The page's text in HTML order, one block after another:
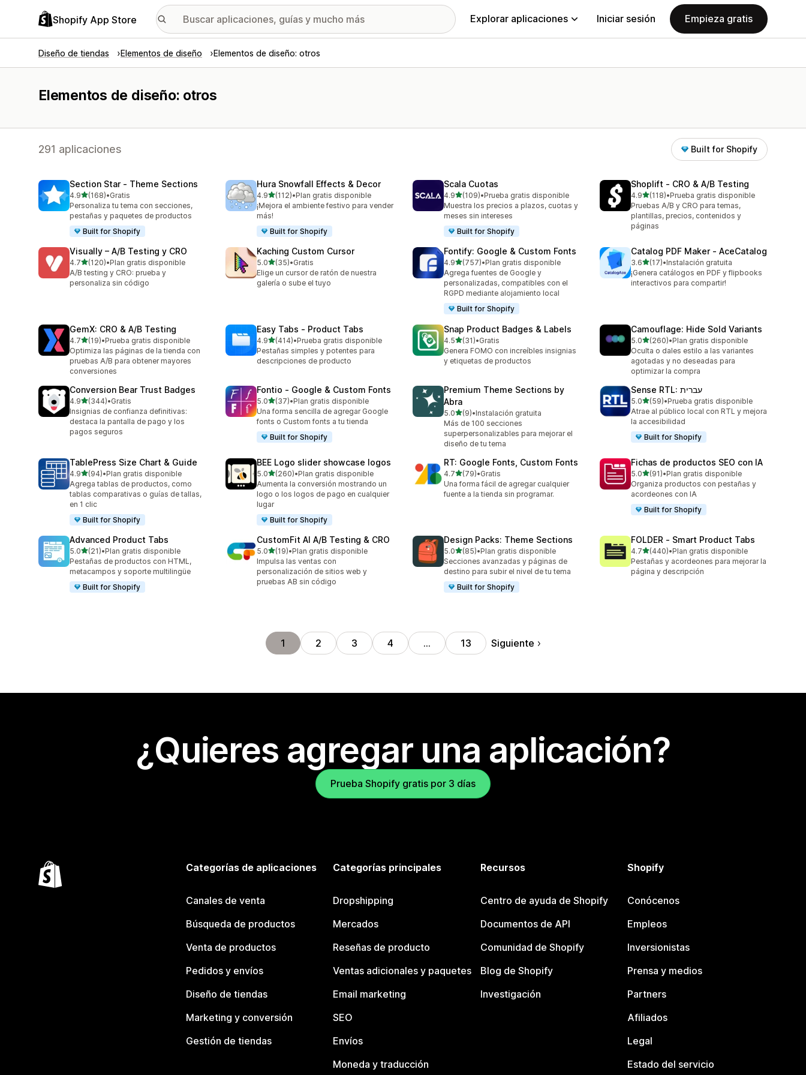
Shopify App Store Explorar aplicaciones Iniciar sesión Empieza gratis
Diseño de tiendas Elementos de diseño Elementos de diseño: otros
Elementos de diseño: otros
291 aplicaciones Built for Shopify
Section Star ‑ Theme Sections
4.9de 5 estrellas
(168)
168 reseñas en total
•Gratis
Personaliza tu tema con secciones,
pestañas y paquetes de productos
Built for Shopify
Hura Snowfall Effects & Decor
4.9de 5 estrellas
(112)
112 reseñas en total
•Plan gratis disponible
¡Mejora el ambiente festivo para vender
más!
Built for Shopify
Scala Cuotas
4.9de 5 estrellas
(109)
109 reseñas en total
•Prueba gratis disponible
Muestra los precios a plazos, cuotas y
meses sin intereses
Built for Shopify
Shoplift ‑ CRO & A/B Testing
4.9de 5 estrellas
(118)
118 reseñas en total
•Prueba gratis disponible
Pruebas A/B y CRO para temas,
plantillas, precios, contenidos y
páginas
Visually – A/B Testing y CRO
4.7de 5 estrellas
(120)
120 reseñas en total
•Plan gratis disponible
A/B testing y CRO: prueba y
personaliza sin código
Kaching Custom Cursor
5.0de 5 estrellas
(35)
35 reseñas en total
•Gratis
Elige un cursor de ratón de nuestra
galería o sube el tuyo
Fontify: Google & Custom Fonts
4.9de 5 estrellas
(757)
757 reseñas en total
•Plan gratis disponible
Agrega fuentes de Google y
personalizadas, compatibles con el
RGPD mediante alojamiento local
Built for Shopify
Catalog PDF Maker ‑ AceCatalog
3.6de 5 estrellas
(17)
17 reseñas en total
•Instalación gratuita
¡Genera catálogos en PDF y flipbooks
interactivos para compartir!
GemX: CRO & A/B Testing
4.7de 5 estrellas
(19)
19 reseñas en total
•Prueba gratis disponible
Optimiza las páginas de la tienda con
pruebas A/B para obtener mayores
conversiones
Easy Tabs ‑ Product Tabs
4.9de 5 estrellas
(414)
414 reseñas en total
•Prueba gratis disponible
Pestañas simples y potentes para
descripciones de producto
Snap Product Badges & Labels
4.5de 5 estrellas
(31)
31 reseñas en total
•Gratis
Genera FOMO con increíbles insignias
y etiquetas de productos
Camouflage: Hide Sold Variants
5.0de 5 estrellas
(260)
260 reseñas en total
•Plan gratis disponible
Oculta o dales estilo a las variantes
agotadas y no deseadas para
optimizar la compra
Conversion Bear Trust Badges
4.9de 5 estrellas
(344)
344 reseñas en total
•Gratis
Insignias de confianza definitivas:
destaca la pantalla de pago y los
pagos seguros
Fontio ‑ Google & Custom Fonts
5.0de 5 estrellas
(37)
37 reseñas en total
•Plan gratis disponible
Una forma sencilla de agregar Google
fonts o Custom fonts a tu tienda
Built for Shopify
Premium Theme Sections by
Abra
5.0de 5 estrellas
(9)
9 reseñas en total
•Instalación gratuita
Más de 100 secciones
superpersonalizables para mejorar el
diseño de tu tema
Sense RTL: עברית
5.0de 5 estrellas
(59)
59 reseñas en total
•Prueba gratis disponible
Atrae al público local con RTL y mejora
la accesibilidad
Built for Shopify
TablePress Size Chart & Guide
4.9de 5 estrellas
(94)
94 reseñas en total
•Plan gratis disponible
Agrega tablas de productos, como
tablas comparativas o guías de tallas,
en 1 clic
Built for Shopify
BEE Logo slider showcase logos
5.0de 5 estrellas
(260)
260 reseñas en total
•Plan gratis disponible
Aumenta la conversión mostrando un
logo o los logos de pago en cualquier
lugar
Built for Shopify
RT: Google Fonts, Custom Fonts
4.7de 5 estrellas
(79)
79 reseñas en total
•Gratis
Una forma fácil de agregar cualquier
fuente a la tienda sin programar.
Fichas de productos SEO con IA
5.0de 5 estrellas
(91)
91 reseñas en total
•Plan gratis disponible
Organiza productos con pestañas y
acordeones con IA
Built for Shopify
Advanced Product Tabs
5.0de 5 estrellas
(21)
21 reseñas en total
•Plan gratis disponible
Pestañas de productos con HTML,
metacampos y soporte multilingüe
Built for Shopify
CustomFit AI A/B Testing & CRO
5.0de 5 estrellas
(19)
19 reseñas en total
•Plan gratis disponible
Impulsa las ventas con
personalización de sitios web y
pruebas AB sin código
Design Packs: Theme Sections
5.0de 5 estrellas
(85)
85 reseñas en total
•Plan gratis disponible
Secciones avanzadas y páginas de
destino para subir el nivel de tu tema
Built for Shopify
FOLDER ‑ Smart Product Tabs
4.7de 5 estrellas
(440)
440 reseñas en total
•Plan gratis disponible
Pestañas y acordeones para mejorar la
página y descripción
1 2 3 4 … 13 Siguiente
¿Quieres agregar una aplicación?
Prueba Shopify gratis por 3 días
Categorías de aplicaciones
Canales de venta
Búsqueda de productos
Venta de productos
Pedidos y envíos
Diseño de tiendas
Marketing y conversión
Gestión de tiendas
Categorías principales
Dropshipping
Mercados
Reseñas de producto
Ventas adicionales y paquetes
Email marketing
SEO
Envíos
Moneda y traducción
Recursos
Centro de ayuda de Shopify
Documentos de API
Comunidad de Shopify
Blog de Shopify
Investigación
Shopify
Conócenos
Empleos
Inversionistas
Prensa y medios
Partners
Afiliados
Legal
Estado del servicio